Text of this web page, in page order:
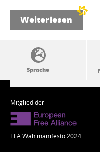
Weiterlesen
SSW-Politik von A bis Z
Mitglied der
EFA Wahlmanifesto 2024